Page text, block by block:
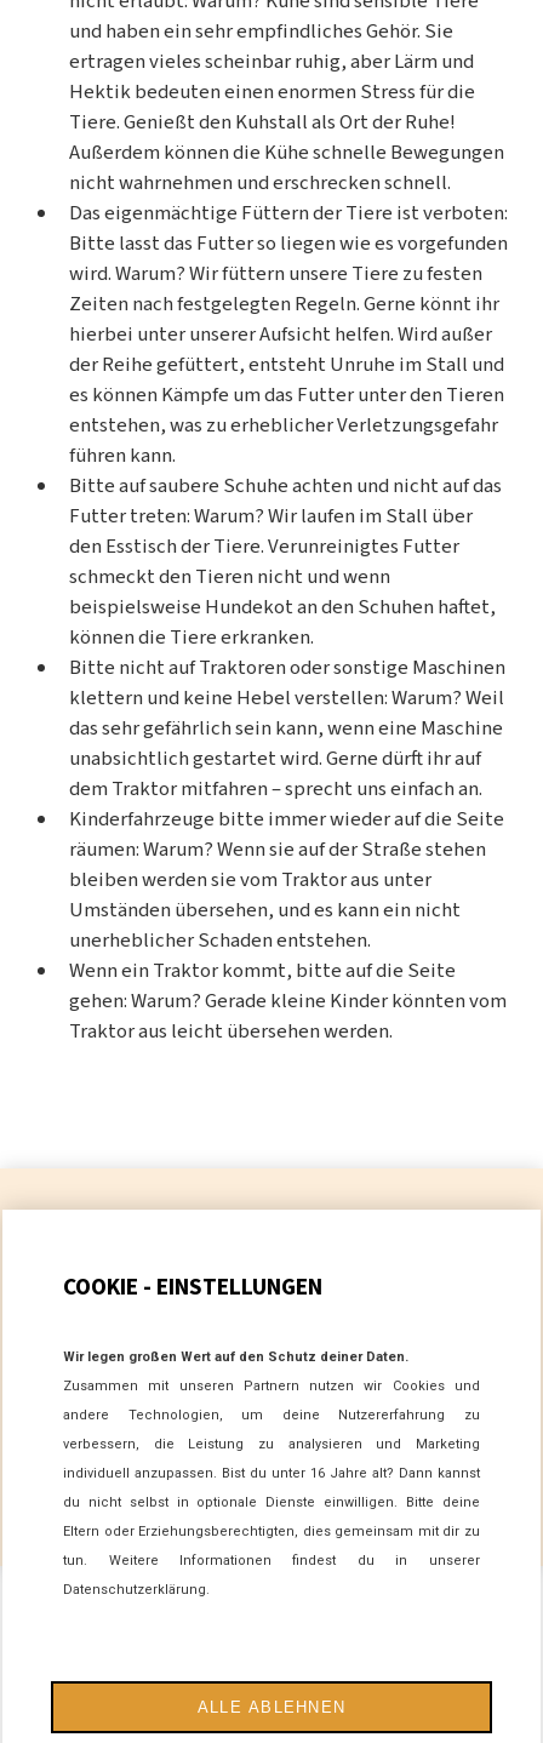
und haben ein sehr empfindliches Gehör. Sie
ertragen vieles scheinbar ruhig, aber Lärm und
Hektik bedeuten einen enormen Stress für die
Tiere. Genießt den Kuhstall als Ort der Ruhe!
Außerdem können die Kühe schnelle Bewegungen
nicht wahrnehmen und erschrecken schnell.
Das eigenmächtige Füttern der Tiere ist verboten:
Bitte lasst das Futter so liegen wie es vorgefunden
wird. Warum? Wir füttern unsere Tiere zu festen
Zeiten nach festgelegten Regeln. Gerne könnt ihr
hierbei unter unserer Aufsicht helfen. Wird außer
der Reihe gefüttert, entsteht Unruhe im Stall und
es können Kämpfe um das Futter unter den Tieren
entstehen, was zu erheblicher Verletzungsgefahr
führen kann.
Bitte auf saubere Schuhe achten und nicht auf das
Futter treten: Warum? Wir laufen im Stall über
den Esstisch der Tiere. Verunreinigtes Futter
schmeckt den Tieren nicht und wenn
beispielsweise Hundekot an den Schuhen haftet,
können die Tiere erkranken.
Bitte nicht auf Traktoren oder sonstige Maschinen
klettern und keine Hebel verstellen: Warum? Weil
das sehr gefährlich sein kann, wenn eine Maschine
unabsichtlich gestartet wird. Gerne dürft ihr auf
dem Traktor mitfahren – sprecht uns einfach an.
Kinderfahrzeuge bitte immer wieder auf die Seite
räumen: Warum? Wenn sie auf der Straße stehen
bleiben werden sie vom Traktor aus unter
Umständen übersehen, und es kann ein nicht
unerheblicher Schaden entstehen.
Wenn ein Traktor kommt, bitte auf die Seite
gehen: Warum? Gerade kleine Kinder könnten vom
Traktor aus leicht übersehen werden.
Felix Hold
Telefon:+49 (0) 160. 94 75 34 63
E-Mail:info@biolandhof-hold-allgaeu.de
WHATSAPP
IMPRESSUM DATENSCHUTZERKLÄRUNG
E-MAIL DATENSCHUTZ
AGB BARRIEREFREIHEIT
COOKIE - EINSTELLUNGEN
Wir legen großen Wert auf den Schutz deiner Daten.
Zusammen mit unseren Partnern nutzen wir Cookies und
andere Technologien, um deine Nutzererfahrung zu
verbessern, die Leistung zu analysieren und Marketing
individuell anzupassen. Bist du unter 16 Jahre alt? Dann kannst
du nicht selbst in optionale Dienste einwilligen. Bitte deine
Eltern oder Erziehungsberechtigten, dies gemeinsam mit dir zu
tun. Weitere Informationen findest du in unserer
Datenschutzerklärung.
ALLE ABLEHNEN